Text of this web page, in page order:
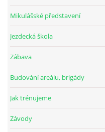
Mikulášské představení
Jezdecká škola
Zábava
Budování areálu, brigády
Jak trénujeme
Závody